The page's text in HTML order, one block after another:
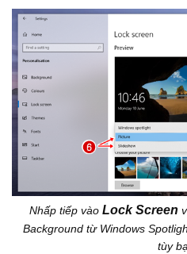
Nhấp tiếp vào Lock Screen
Background từ Windows
tùy